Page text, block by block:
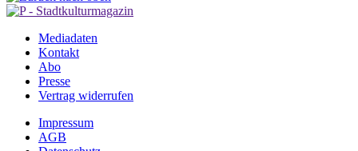
Mediadaten
Kontakt
Abo
Presse
Vertrag widerrufen
Impressum
AGB